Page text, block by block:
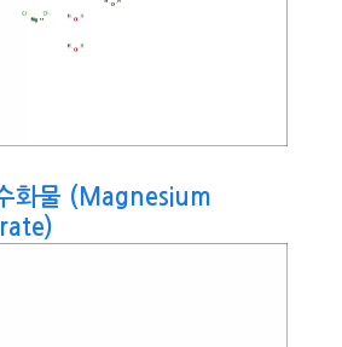
화물 (Magnesium